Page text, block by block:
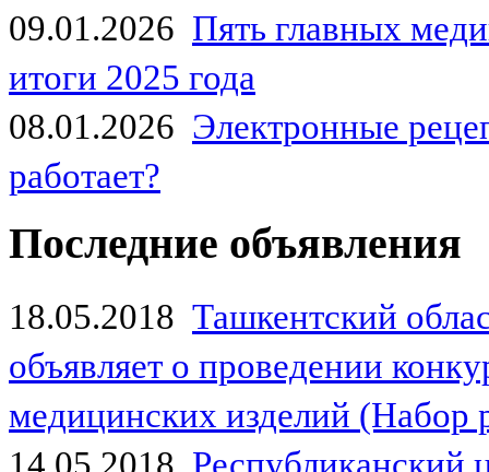
09.01.2026 Пять главных
итоги 2025 года
08.01.2026 Электронные
работает?
Последние объявления
18.05.2018 Ташкентский
объявляет о проведении
медицинских изделий (Набор